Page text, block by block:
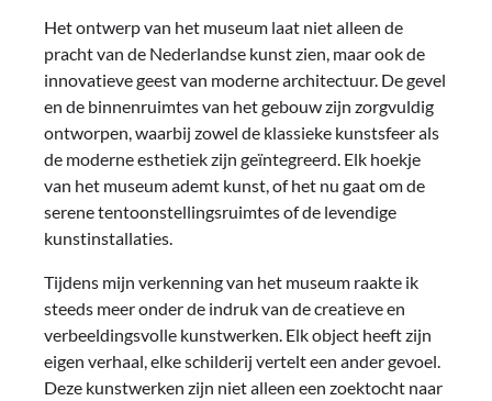
Het ontwerp van het museum laat niet alleen de
pracht van de Nederlandse kunst zien, maar ook de
innovatieve geest van moderne architectuur. De gevel
en de binnenruimtes van het gebouw zijn zorgvuldig
ontworpen, waarbij zowel de klassieke kunstsfeer als
de moderne esthetiek zijn geïntegreerd. Elk hoekje
van het museum ademt kunst, of het nu gaat om de
serene tentoonstellingsruimtes of de levendige
kunstinstallaties.
Tijdens mijn verkenning van het museum raakte ik
steeds meer onder de indruk van de creatieve en
verbeeldingsvolle kunstwerken. Elk object heeft zijn
eigen verhaal, elke schilderij vertelt een ander gevoel.
Deze kunstwerken zijn niet alleen een zoektocht naar